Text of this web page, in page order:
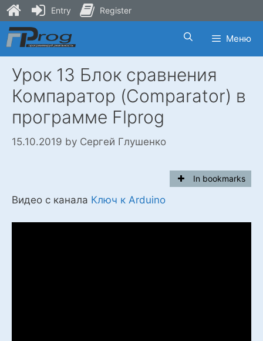
Skip
to
content
Меню
Урок 13 Блок сравнения
Компаратор (Comparator) в
программе Flprog
15.10.2019 by Сергей Глушенко
In bookmarks
Видео с канала Ключ к Arduino
Entry Register